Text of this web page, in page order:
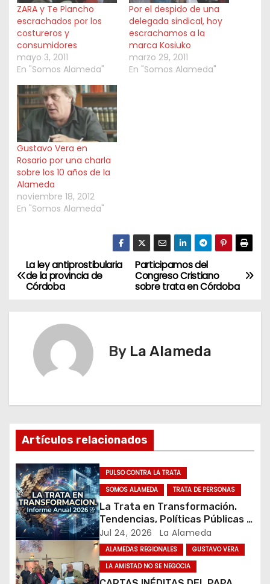
ZARA y Te Plancho
escrachados por los
costureros y
consumidores
mayo 3, 2011
En "Somos Alameda"
Por el despido de una
delegada sindical, hoy
escrachamos a la
marca Kosiuko
marzo 29, 2011
En "Somos Alameda"
Gustavo Vera en
Rosario por una charla
sobre los 10 años de la
Alameda
noviembre 18, 2012
En "Somos Alameda"
N
c
i
ó
n
d
e
e
Participamos del
Congreso Cristiano
sobre trata en Córdoba
La ley antiprostibularia
de la provincia de
Córdoba
By La Alameda
Artículos relacionados
PULSO CONTRA LA TRATA
SOMOS ALAMEDA
TRATA DE PERSONAS
La Trata en Transformación.
Tendencias, Políticas Públicas y
Nuevos Desafíos. Argentina y el
Mundo – Julio 2026
Jul 24, 2026 La Alameda
ALAMEDAS REGIONALES
GUSTAVO VERA
LA AMISTAD NO SE NEGOCIA